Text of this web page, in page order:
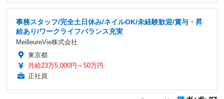
事務スタッフ/完全土日休み/ネイルOK/未経験歓迎/賞与・昇
給あり/ワークライフバランス充実
MeilleureVie株式会社
東京都
月給23万5,000円～50万円
正社員